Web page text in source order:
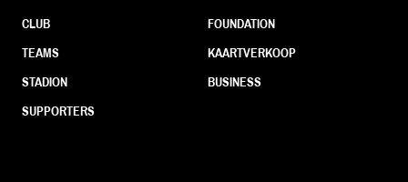
CLUB
TEAMS
STADION
SUPPORTERS
FOUNDATION
KAARTVERKOOP
BUSINESS